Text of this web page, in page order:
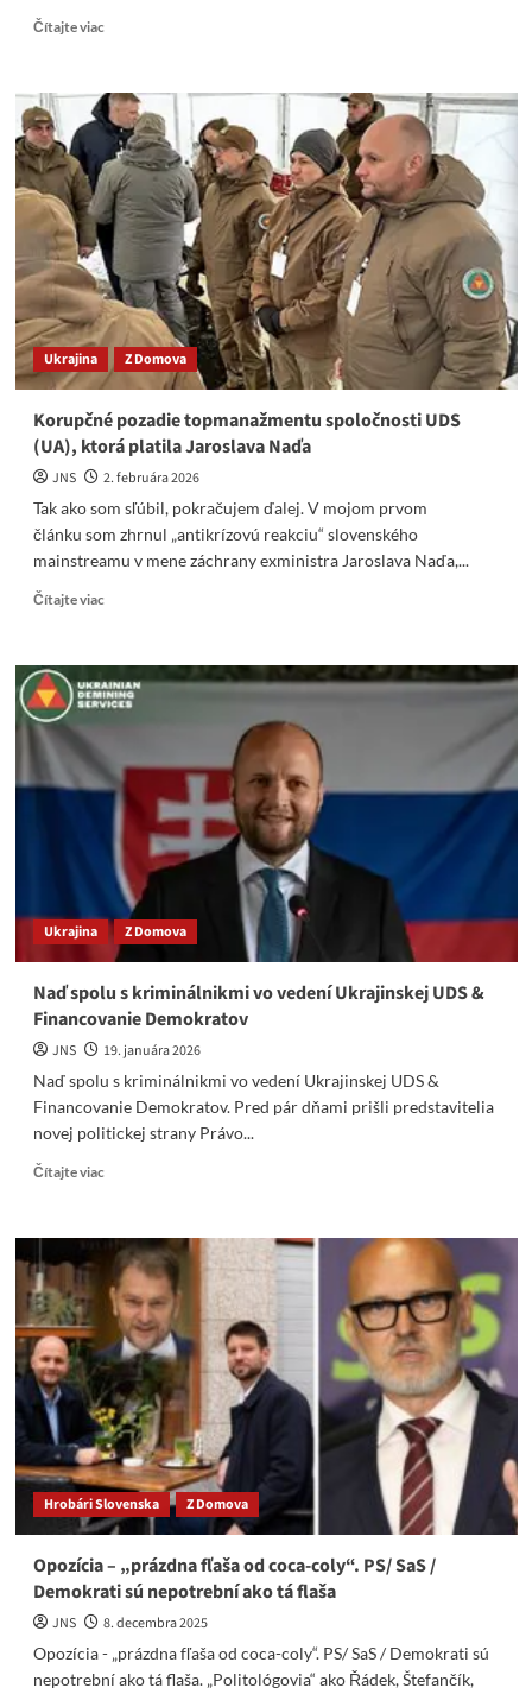
Čítajte viacRead
Arogantný
extrémista
Naď
sa
môže
zastrájať
a
vyhrážať,
koľko
chce
Ukrajina Z Domova
Korupčné pozadie topmanažmentu spoločnosti UDS
(UA), ktorá platila Jaroslava Naďa
JNS
2. februára 2026
Tak ako som sľúbil, pokračujem ďalej. V mojom prvom
článku som zhrnul „antikrízovú reakciu“ slovenského
mainstreamu v mene záchrany exministra Jaroslava Naďa,...
Čítajte viacRead
Korupčné
pozadie
topmanažmentu spoločnosti
ktorá
platila
Jaroslava
Ukrajina Z Domova
Naď spolu s kriminálnikmi vo vedení Ukrajinskej UDS &
Financovanie Demokratov
JNS
19. januára 2026
Naď spolu s kriminálnikmi vo vedení Ukrajinskej UDS &
Financovanie Demokratov. Pred pár dňami prišli predstavitelia
novej politickej strany Právo...
Čítajte viacRead
Naď
spolu
kriminálnikmi
vo
vedení
Ukrajinskej
UDS
&
Financovanie
Demokratov
Hrobári Slovenska Z Domova
Opozícia – „prázdna fľaša od coca-coly“. PS/ SaS /
Demokrati sú nepotrební ako tá flaša
JNS
8. decembra 2025
Opozícia - „prázdna fľaša od coca-coly“. PS/ SaS / Demokrati sú
nepotrební ako tá flaša. „Politológovia“ ako Řádek, Štefančík,